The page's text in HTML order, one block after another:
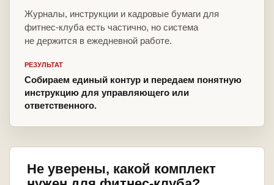
Журналы, инструкции и кадровые бумаги для
фитнес-клуба есть частично, но система
не держится в ежедневной работе.
РЕЗУЛЬТАТ
Собираем единый контур и передаем понятную
инструкцию для управляющего или
ответственного.
Не уверены, какой комплект